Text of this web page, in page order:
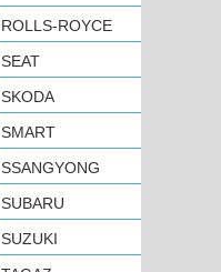
ROLLS-ROYCE
SEAT
SKODA
SMART
SSANGYONG
SUBARU
SUZUKI